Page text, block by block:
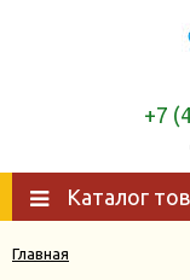
+7
Каталог
Главная